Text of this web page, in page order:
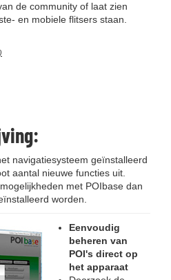
de community of laat zien
en mobiele flitsers staan.
navigatiesysteem geïnstalleerd
aantal nieuwe functies uit.
met POIbase dan
worden.
Eenvoudig
beheren van
POI's direct op
het apparaat